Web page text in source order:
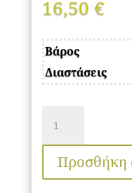
16,50 €
Βάρος
Διαστάσεις
οροφής
Goofy
Megapap
Προσθήκη